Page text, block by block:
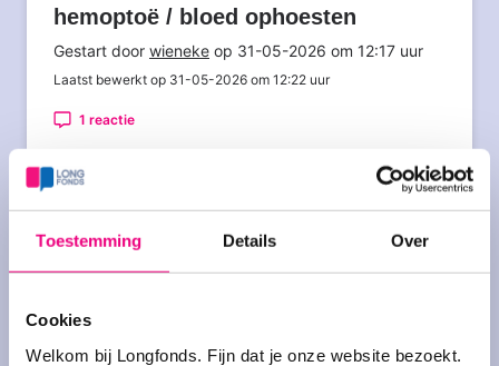
Toestemming Details Over
Cookies
Welkom bij Longfonds. Fijn dat je onze website bezoekt.
hemoptoë / bloed ophoesten
Gestart door wieneke op 31-05-2026 om 12:17 uur
Laatst bewerkt op 31-05-2026 om 12:22 uur
1 reactie
Azitromycine onderhoud.
Gestart door Sara@Noor1op 16-07-2025 om 22:02
uur